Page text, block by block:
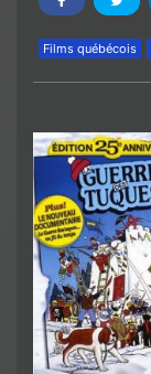
Films québécois